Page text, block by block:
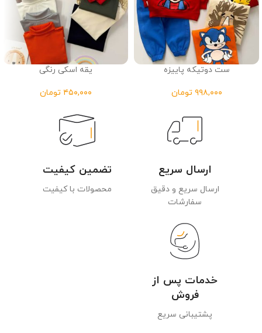
ست دوتیکه پاییزه
تومان
یقه اسکی رنگی
تومان
ارسال سریع
ارسال سریع و دقیق
سفارشات
تضمین کیفیت
محصولات با کیفیت
خدمات پس از
فروش
پشتیبانی سریع